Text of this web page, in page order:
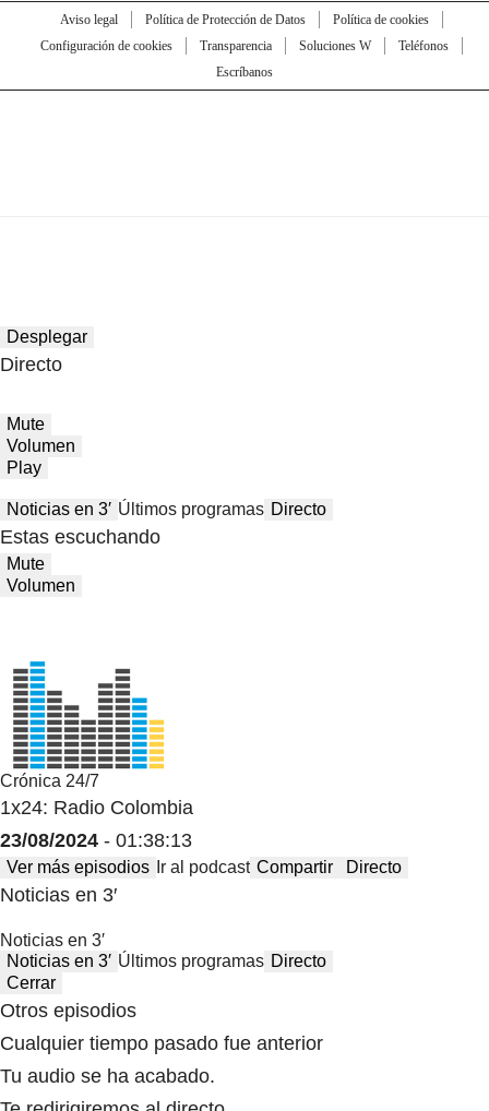
Aviso legal Política de Protección de Datos
Política de cookies
Configuración de cookies
Transparencia Soluciones W
Teléfonos
Escríbanos
Desplegar
Directo
Mute
Volumen
Play
Noticias en 3′ Últimos programas Directo
Estas escuchando
Mute
Volumen
Crónica 24/7
1x24: Radio Colombia
23/08/2024 - 01:38:13
Ver más episodios Ir al podcast Compartir Directo
Noticias en 3′
Noticias en 3′
Noticias en 3′ Últimos programas Directo
Cerrar
Otros episodios
Cualquier tiempo pasado fue anterior
Tu audio se ha acabado.